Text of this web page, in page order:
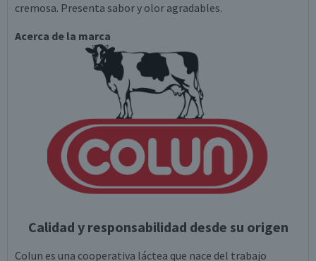
cremosa. Presenta sabor y olor agradables.
Acerca de la marca
Calidad y responsabilidad desde su origen
Colun es una cooperativa láctea que nace del trabajo